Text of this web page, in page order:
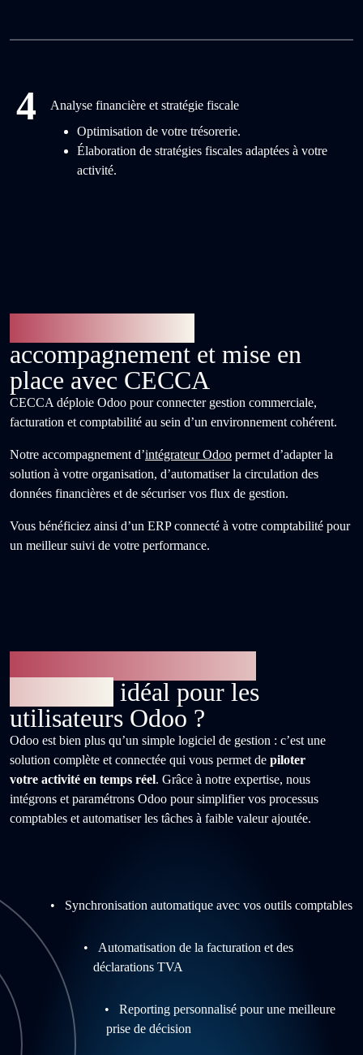
4
Analyse financière et stratégie fiscale
Optimisation de votre trésorerie.
Élaboration de stratégies fiscales adaptées à votre
activité.
accompagnement et mise en
place avec CECCA
CECCA déploie Odoo pour connecter gestion commerciale,
facturation et comptabilité au sein d’un environnement cohérent.
Notre accompagnement d’intégrateur Odoo permet d’adapter la
solution à votre organisation, d’automatiser la circulation des
données financières et de sécuriser vos flux de gestion.
Vous bénéficiez ainsi d’un ERP connecté à votre comptabilité pour
un meilleur suivi de votre performance.
idéal pour les
utilisateurs Odoo ?
Odoo est bien plus qu’un simple logiciel de gestion : c’est une
solution complète et connectée qui vous permet de piloter
votre activité en temps réel. Grâce à notre expertise, nous
intégrons et paramétrons Odoo pour simplifier vos processus
comptables et automatiser les tâches à faible valeur ajoutée.
• Synchronisation automatique avec vos outils comptables
• Automatisation de la facturation et des
déclarations TVA
• Reporting personnalisé pour une meilleure
prise de décision